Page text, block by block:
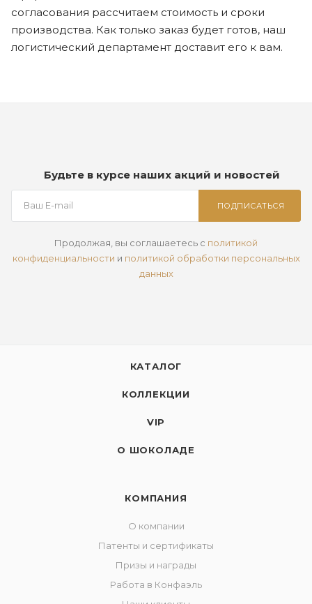
согласования рассчитаем стоимость и сроки
производства. Как только заказ будет готов, наш
логистический департамент доставит его к вам.
Будьте в курсе наших акций и новостей
ПОДПИСАТЬСЯ
Продолжая, вы соглашаетесь с политикой
конфиденциальности и политикой обработки персональных
данных
КАТАЛОГ
КОЛЛЕКЦИИ
VIP
О ШОКОЛАДЕ
КОМПАНИЯ
О компании
Патенты и сертификаты
Призы и награды
Работа в Конфаэль